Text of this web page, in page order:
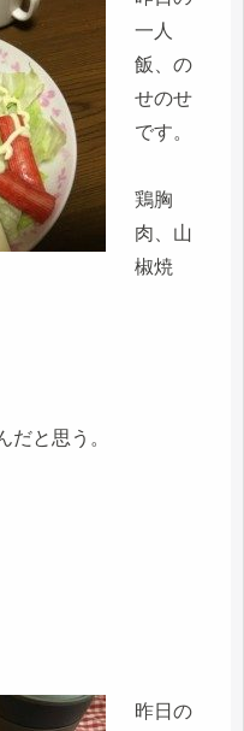
一人
飯、の
せのせ
です。
鶏胸
肉、山
椒焼
だと思う。
昨日の